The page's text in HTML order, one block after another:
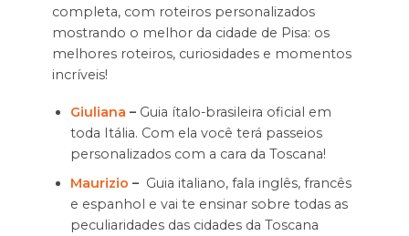
completa, com roteiros personalizados
mostrando o melhor da cidade de Pisa: os
melhores roteiros, curiosidades e momentos
incríveis!
Giuliana – Guia ítalo-brasileira oficial em
toda Itália. Com ela você terá passeios
personalizados com a cara da Toscana!
Maurizio – Guia italiano, fala inglês, francês
e espanhol e vai te ensinar sobre todas as
peculiaridades das cidades da Toscana